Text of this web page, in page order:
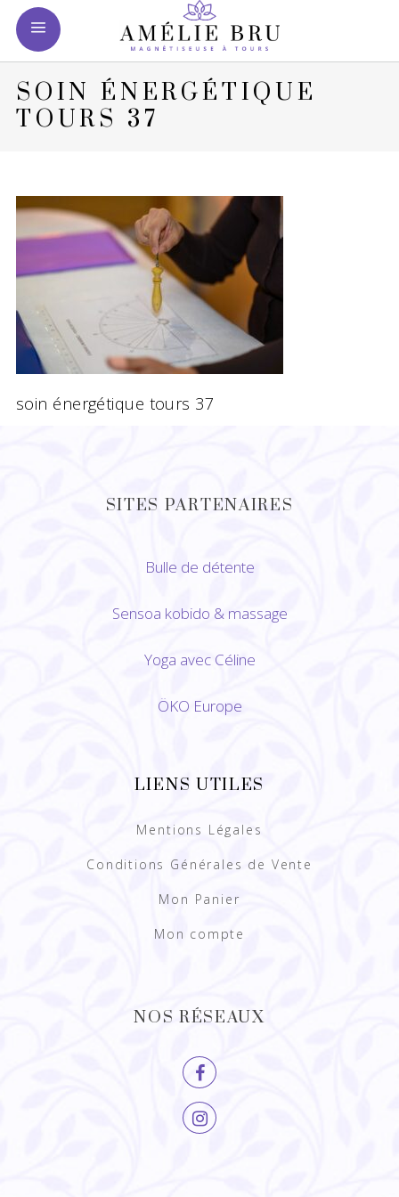
SOIN ÉNERGÉTIQUE
TOURS 37
soin énergétique tours 37
SITES PARTENAIRES
Bulle de détente
Sensoa kobido &massage
Yoga avec Céline
ÖKO Europe
LIENS UTILES
Mentions Légales
Conditions Générales de Vente
Mon Panier
Mon compte
NOS RÉSEAUX